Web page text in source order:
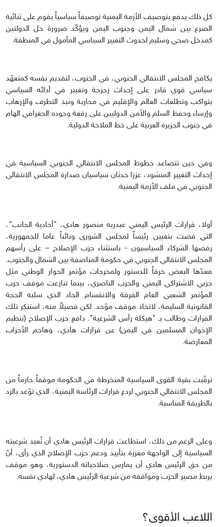
كل ذلك يدفع بتوصيف الأزمة اليمنية توصيفاً سياسياً يقوم على ثنائية
الصرع بين شمال اليمن وجنوب اليمن ويؤكّد ضرورة حل الدولتين
كمدخل صحي وسليم لحدوث التغيير السياسي المأمول في المنطقة.
يكافح المجلس الانتقالي الجنوبي، في الجنوب، لتقديم نفسه كمتعهّد
سياسي قوي قادر على إحداث زحزحة وتغيير في أدائه السياسي
يتواكب وتطلعات العالم والإقليم في محاربة ونبذ التطرف والإرهاب
وإرساء وحفظ السلم والأمن الدوليين على رقعة وجوده الجغرافي الهام
في جنوب الجزيرة العربية على خط الملاحة الدولية.
وفي حين تتصاعد حظوظ المجلس الانتقالي الجنوبي السياسية في
إحداث التغيير المنشود، عززا حدثان سياسيان صدارة المجلس الانتقالي
الجنوبي في ملف الأزمة اليمنية.
أولا، قرارات الرئيس اليمني عبدربه منصور هادي، "أحادية الجانب"،
التي قضت بتعيين رئيساً لمجلس الشورى ونائباً عاما للجمهورية،
رفضها الشركاء السياسيون - باستثناء حزب الإصلاح – على رأسهم
المجلس الانتقالي الجنوبي في حكومة المناصفة بين الشمال والجنوب.
فعدّها البعض خرقاً للدستور ولمخرجات مؤتمر الحوار الوطني مثل
حزبي الاشتراكي اليمني والحزب الناصري، بينما تنازعت موقف حزب
المؤتمر الشعبي العام الفرقة والانقسام الحاد الذي سلبه الحجة
القانونية السليمة، لاتخاذ موقف موّحد. لكن فصيلاً منه، استنكر تلك
القرارات وطالب بـ "هيكلة رأس الشرعية". دافع حزب الإصلاح (تنظيم
الإخوان المسلمين في اليمن) عن قرارات هادي، وهاجم الأحزاب
المعارضة.
ترقّبت بقية القوى السياسية المنخرطة في الحكومة موقفاً حازماً من
المجلس الانتقالي الجنوبي لردع قرارات الرئاسة اليمنية، الذي توّعد بالرد
بالطريقة المناسبة.
وعلى الرغم من ذلك، استطاعت قرارات الرئيس هادي أن تُعيد شرعيته
السياسية إلى الواجهة معززة بتأييد ودعم حزب الإصلاح الذي رأى، أنّ
من حق الرئيس هادي أن يمارس صلاحياته الدستورية، وهو موقف
يربط مصير الحزب ومواقفه من شرعية الرئيس هادي، لهادي نفسه.
اللاعب الأقوى؟